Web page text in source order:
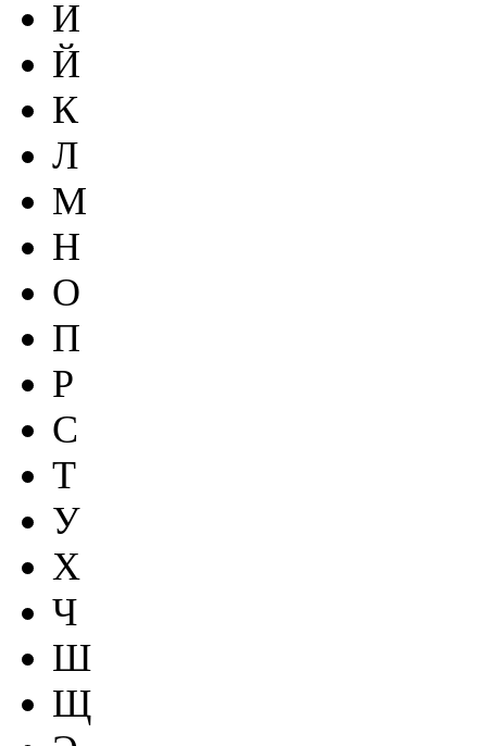
И
Й
К
Л
М
Н
О
П
Р
С
Т
У
Х
Ч
Ш
Щ